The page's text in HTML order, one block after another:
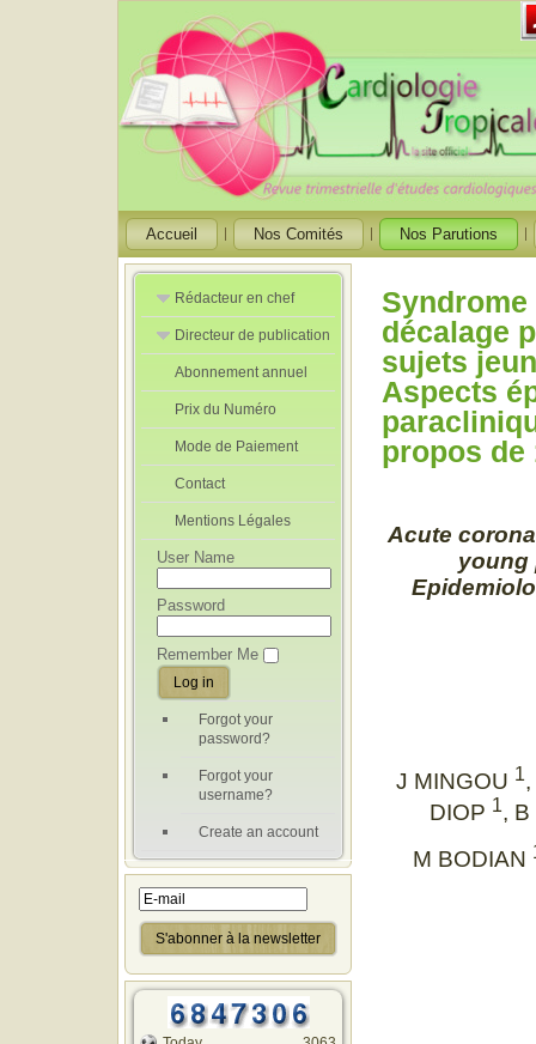
Accueil Nos Comités Nos Parutions
Rédacteur en chef
Rédacteurs en
Chef Adjoint
Directeur de publication
Directeur de
publication
adjoint
Abonnement annuel
Prix du Numéro
Mode de Paiement
Contact
Mentions Légales
User Name
Password
Remember Me
Forgot your
password?
Forgot your
username?
Create an account
décalage
sujets
Aspects
propos de
Acute
young
J MINGOU 1
DIOP 1,
M BODIAN